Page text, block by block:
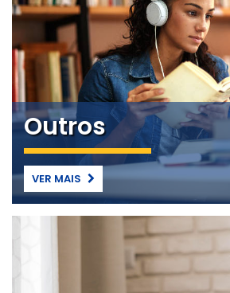
Outros
VER MAIS